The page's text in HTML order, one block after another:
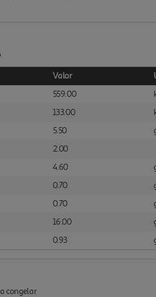
Valor
559.00
133.00
5.50
2.00
4.60
0.70
0.70
16.00
0.93
congelar